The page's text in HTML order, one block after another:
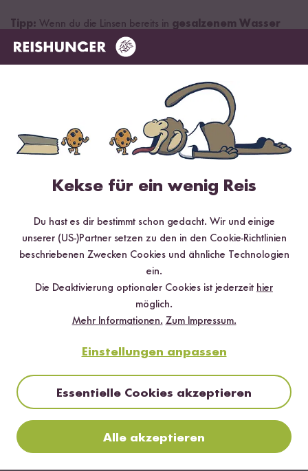
Tipp: Wenn du die Linsen bereits in gesalzenem Wasser
kochst , bleiben sie härter und
den großen Vorteil, dass die Linsen ihre Form beibehalten und
Aufbewahrung von Linsen
Wie lange kann ich Linsen lagern?
Zu viel gekocht? Kein Problem.Gekochte Linsenkönnen4
bis maximal 7 Tage im Kühlschrank
gelagert werden. Die
roten, gelben, grünen oder braunen Linsen kannst du daher
Kekse für ein wenig Reis
Du hast es dir bestimmt schon gedacht. Wir und einige
unserer (US-)Partner setzen zu den in den Cookie-Richtlinien
beschriebenen Zwecken Cookies und ähnliche Technologien
ein.
Die Deaktivierung optionaler Cookies ist jederzeit hier
möglich.
Mehr Informationen. Zum Impressum.
Einstellungen anpassen
Essentielle Cookies akzeptieren
Alle akzeptieren